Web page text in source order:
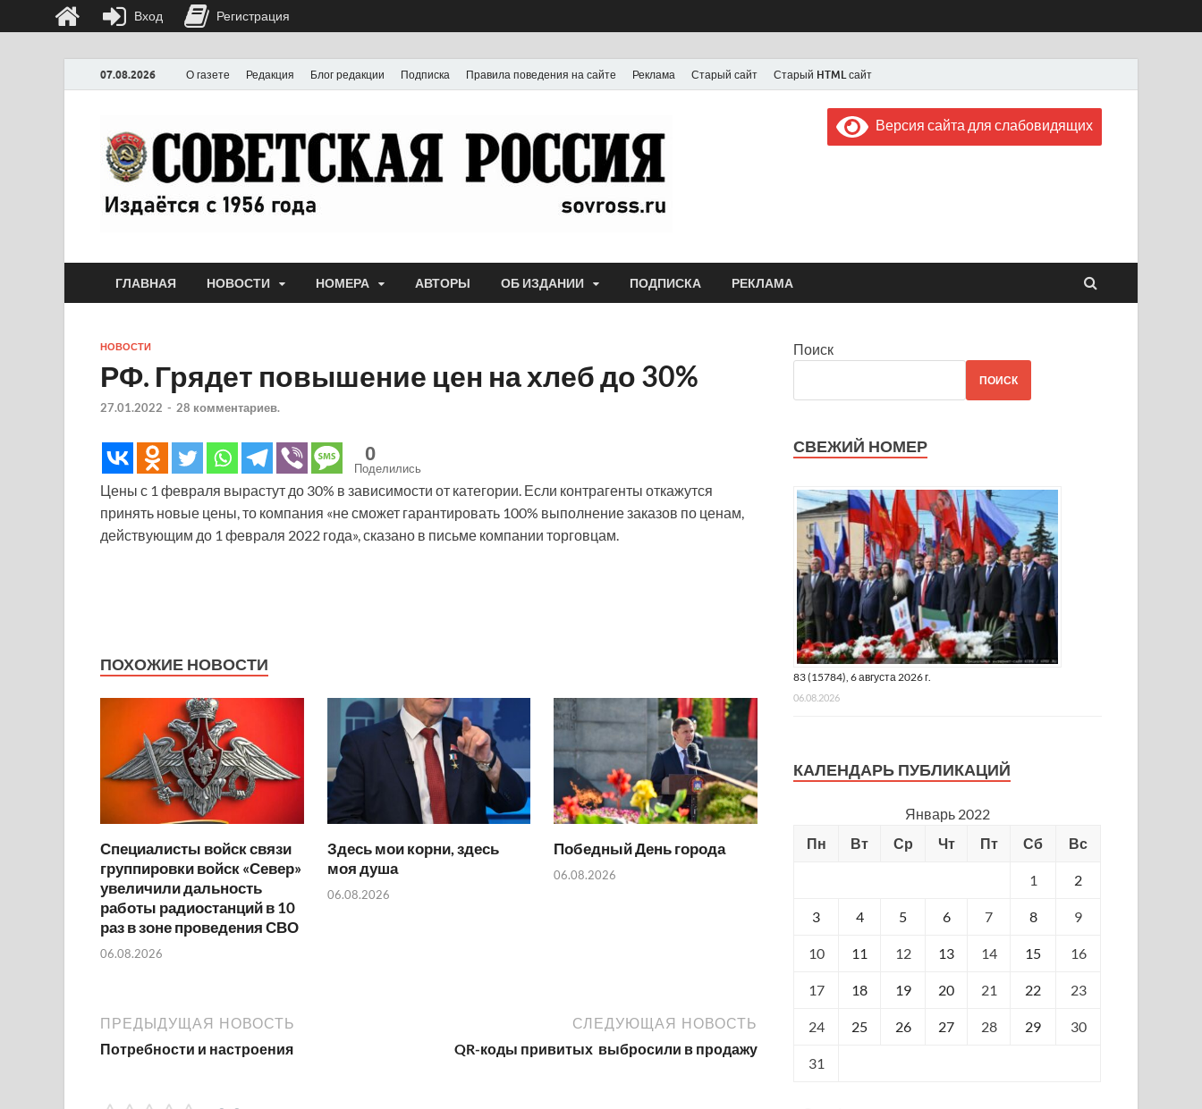
07.08.2026 О газете Редакция Блог редакции Подписка Правила поведения на сайте Реклама Старый сайт Старый HTML сайт
Газета "Советская Россия"
Выпускается с июля 1956 года
Версия сайта для слабовидящих
ГЛАВНАЯ НОВОСТИ НОМЕРА АВТОРЫ ОБ ИЗДАНИИ ПОДПИСКА РЕКЛАМА
НОВОСТИ
РФ. Грядет повышение цен на хлеб до 30%
27.01.2022 - 28 комментариев.
0
Поделились
Цены с 1 февраля вырастут до 30% в зависимости от категории. Если контрагенты откажутся
принять новые цены, то компания «не сможет гарантировать 100% выполнение заказов по ценам,
действующим до 1 февраля 2022 года», сказано в письме компании торговцам.
ПОХОЖИЕ НОВОСТИ
Специалисты войск связи
группировки войск «Север»
увеличили дальность
работы радиостанций в 10
раз в зоне проведения СВО
06.08.2026
Здесь мои корни, здесь
моя душа
06.08.2026
Победный День города
06.08.2026
ПРЕДЫДУЩАЯ НОВОСТЬ
Потребности и настроения
СЛЕДУЮЩАЯ НОВОСТЬ
QR-коды привитых выбросили в продажу
Поиск
ПОИСК
СВЕЖИЙ НОМЕР
83 (15784), 6 августа 2026 г.
06.08.2026
КАЛЕНДАРЬ ПУБЛИКАЦИЙ
Январь 2022
Пн
Вт Ср Чт Пт Сб Вс
1 2
3 4 5 6 7 8 9
10 11 12 13 14 15 16
17 18 19 20 21 22 23
24 25 26 27 28 29 30
31
Вход Регистрация